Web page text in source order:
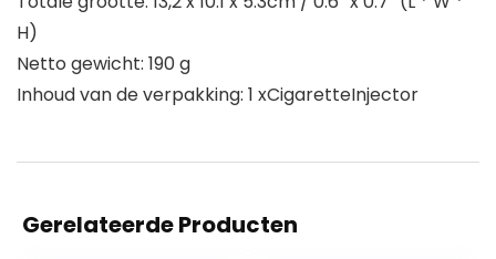
H)
Netto gewicht: 190 g
Inhoud van de verpakking: 1 xCigaretteInjector
Gerelateerde Producten